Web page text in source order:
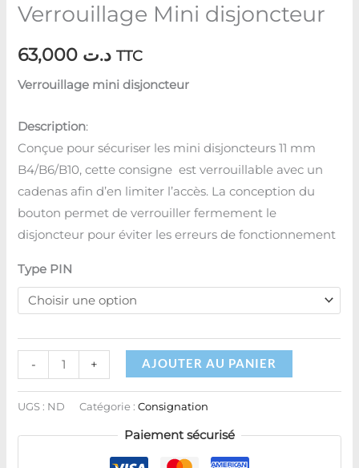
Verrouillage Mini disjoncteur
د.ت TTC
Verrouillage mini disjoncteur
Description:
Conçue pour sécuriser les mini disjoncteurs 11 mm
B4/B6/B10, cette consigne est verrouillable avec un
cadenas afin d’en limiter l’accès. La conception du
bouton permet de verrouiller fermement le
disjoncteur pour éviter les erreurs de fonctionnement
Type PIN
- + AJOUTER AU PANIER
UGS : ND Catégorie :Consignation
Paiement sécurisé